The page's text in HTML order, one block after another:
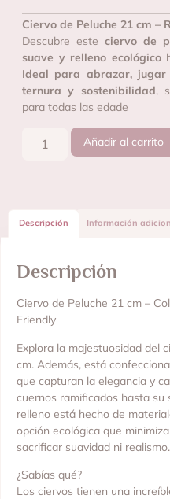
Ciervo de Peluche 21 cm –
Descubre este ciervo de
suave y relleno ecológico
Ideal para abrazar, jugar
ternura y sostenibilidad,
para todas las edade
Añadir al carrito
Descripción Información
Descripción
Ciervo de Peluche 21 cm –
Friendly
Explora la majestuosidad del
cm. Además, está
que capturan la elegancia y
cuernos ramificados hasta su
relleno está hecho de
opción ecológica que
sacrificar suavidad ni realismo.
¿Sabías qué?
Los ciervos tienen una